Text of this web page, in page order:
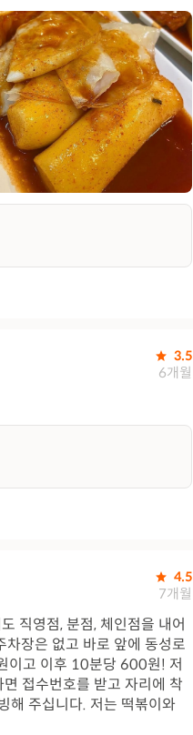
3.5
6개월
4.5
7개월
직영점, 분점, 체인점을 내어
장은 없고 바로 앞에 동성로
이고 이후 10분당 600원! 저
접수번호를 받고 자리에 착
해 주십니다. 저는 떡볶이와